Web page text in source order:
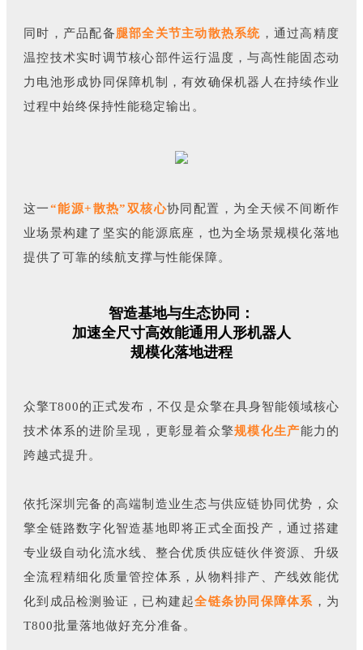
同时，产品配备腿部全关节主动散热系统 ，通过高精度
温控技术实时调节核心部件运行温度，与高性能固态动
力电池形成协同保障机制，有效确保机器人在持续作业
过程中始终保持性能稳定输出。
这一“能源+散热”双核心协同配置，为全天候不间断作
业场景构建了坚实的能源底座，也为全场景规模化落地
提供了可靠的续航支撑与性能保障。
T800
智造基地与生态协同：
加速全尺寸高效能通用人形机器人
规模化落地进程
众擎T800的正式发布，不仅是众擎在具身智能领域核心
技术体系的进阶呈现，更彰显着众擎规模化生产能力的
跨越式提升。
依托深圳完备的高端制造业生态与供应链协同优势，众
擎全链路数字化智造基地即将正式全面投产，通过搭建
专业级自动化流水线、整合优质供应链伙伴资源、升级
全流程精细化质量管控体系，从物料排产、产线效能优
化到成品检测验证，已构建起全链条协同保障体系 ，为
T800批量落地做好充分准备。